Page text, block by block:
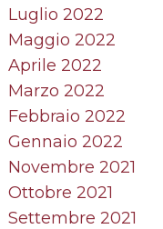
Luglio 2022
Maggio 2022
Aprile 2022
Marzo 2022
Febbraio 2022
Gennaio 2022
Novembre 2021
Ottobre 2021
Settembre 2021